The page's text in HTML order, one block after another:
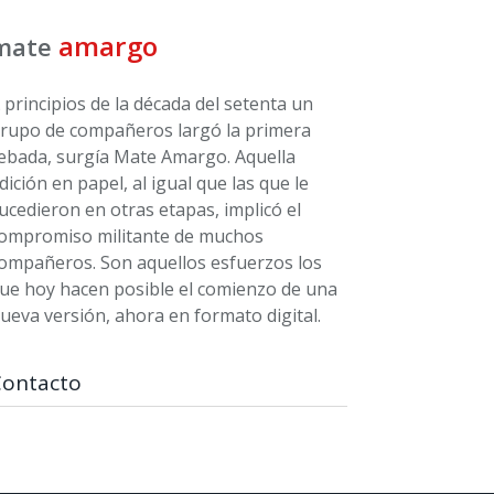
amargo
principios de la década del setenta un
de compañeros largó la primera
surgía Mate Amargo. Aquella
en papel, al igual que las que le
en otras etapas, implicó el
militante de muchos
Son aquellos esfuerzos los
hoy hacen posible el comienzo de una
versión, ahora en formato digital.